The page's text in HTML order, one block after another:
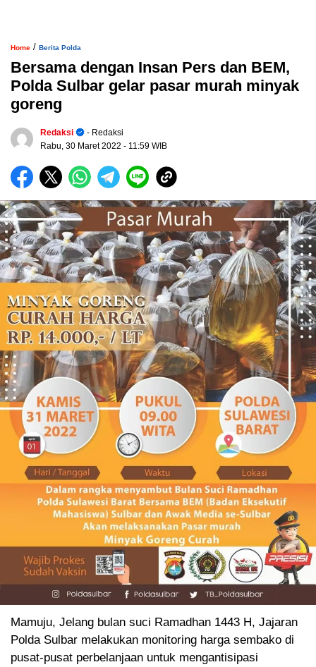
Home / Berita Polda
Bersama dengan Insan Pers dan BEM,
Polda Sulbar gelar pasar murah minyak
goreng
Redaksi
- Redaksi
Rabu, 30 Maret 2022 - 11:59 WIB
Mamuju, Jelang bulan suci Ramadhan 1443 H, Jajaran
Polda Sulbar melakukan monitoring harga sembako di
pusat-pusat perbelanjaan untuk mengantisipasi